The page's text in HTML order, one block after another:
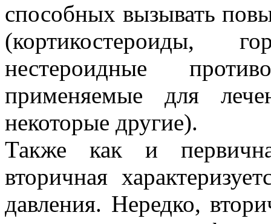
способных вызывать
(кортикостероиды,
нестероидные
применяемые для
некоторые другие).
Также как и
вторичная
давления. Нередко,